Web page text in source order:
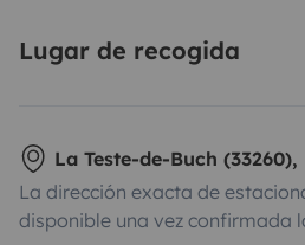
Lugar de recogida
La Teste-de-Buch
La dirección exacta de
disponible una vez confirmada